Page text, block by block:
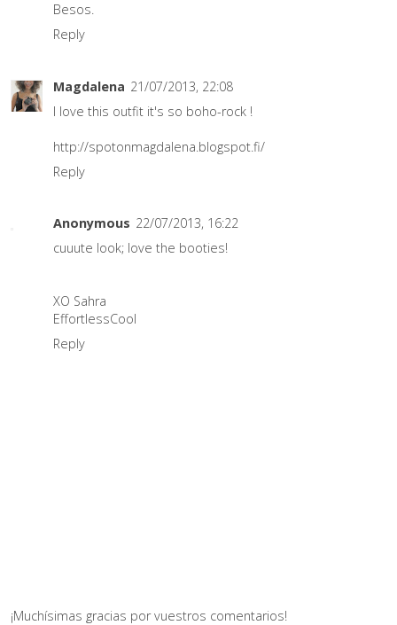
Besos.
Reply
Magdalena 21/07/2013, 22:08
I love this outfit it's so boho-rock !
http://spotonmagdalena.blogspot.fi/
Reply
Anonymous 22/07/2013, 16:22
cuuute look; love the booties!
XO Sahra
EffortlessCool
Reply
¡Muchísimas gracias por vuestros comentarios!